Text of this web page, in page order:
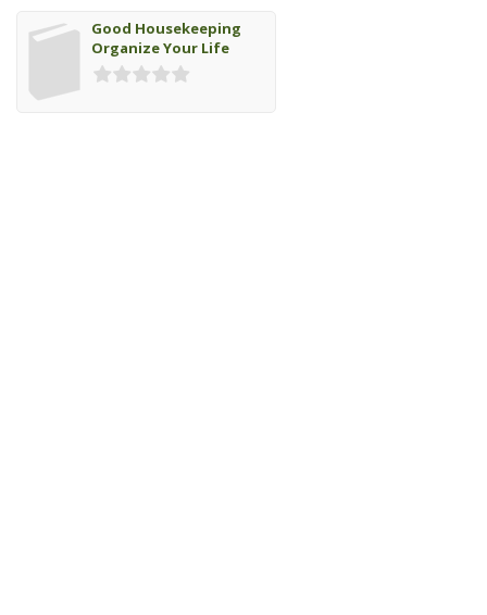
Good Housekeeping
Organize Your Life